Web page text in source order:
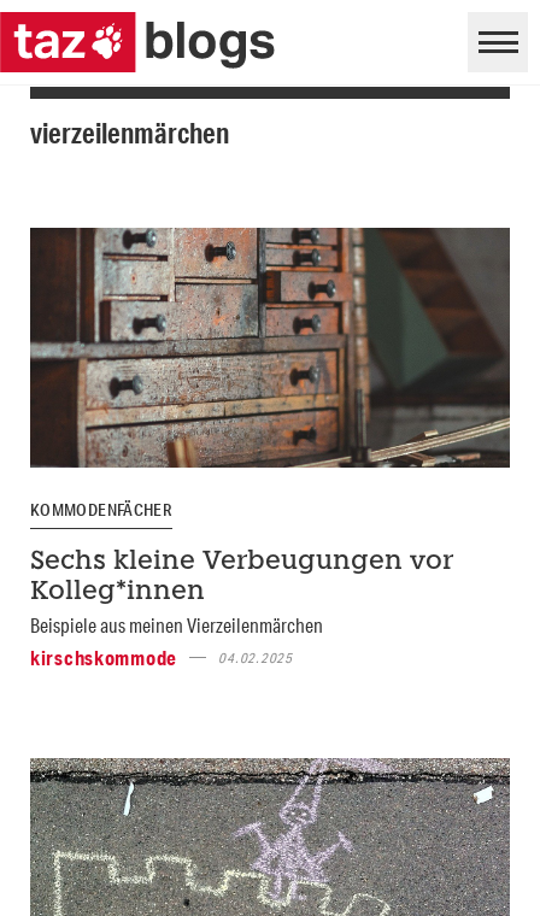
vierzeilenmärchen
KOMMODENFÄCHER
Sechs kleine Verbeugungen vor
Kolleg*innen
Beispiele aus meinen Vierzeilenmärchen
kirschskommode
04.02.2025